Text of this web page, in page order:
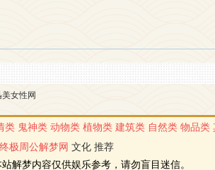
美女性网
类 鬼神类 动物类 植物类 建筑类 自然类 物品类
终极周公解梦网 文化 推荐
站解梦内容仅供娱乐参考，请勿盲目迷信。